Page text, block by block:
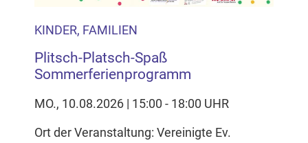
KINDER, FAMILIEN
Plitsch-Platsch-Spaß
Sommerferienprogramm
MO., 10.08.2026 | 15:00 - 18:00 UHR
Ort der Veranstaltung: Vereinigte Ev.